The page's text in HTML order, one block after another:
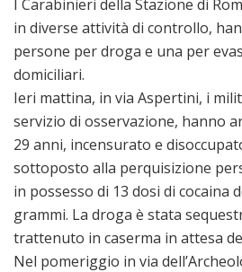
I Carabinieri della Stazione di
in diverse attività di controllo,
persone per droga e una per
domiciliari.
Ieri mattina, in via Aspertini, i
servizio di osservazione, hanno
29 anni, incensurato e
sottoposto alla perquisizione
in possesso di 13 dosi di cocaina
grammi. La droga è stata
trattenuto in caserma in attesa
Nel pomeriggio in via